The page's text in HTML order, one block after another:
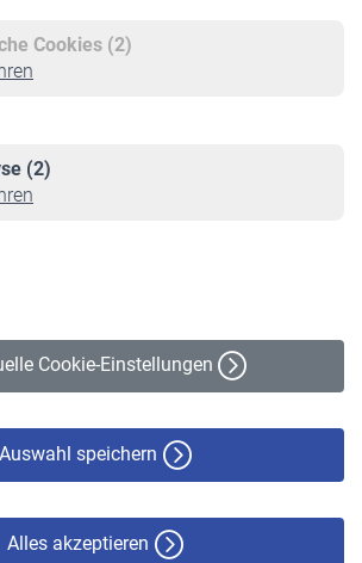
Cookies (2)
(2)
Cookie-Einstellungen
Auswahl speichern
Alles akzeptieren